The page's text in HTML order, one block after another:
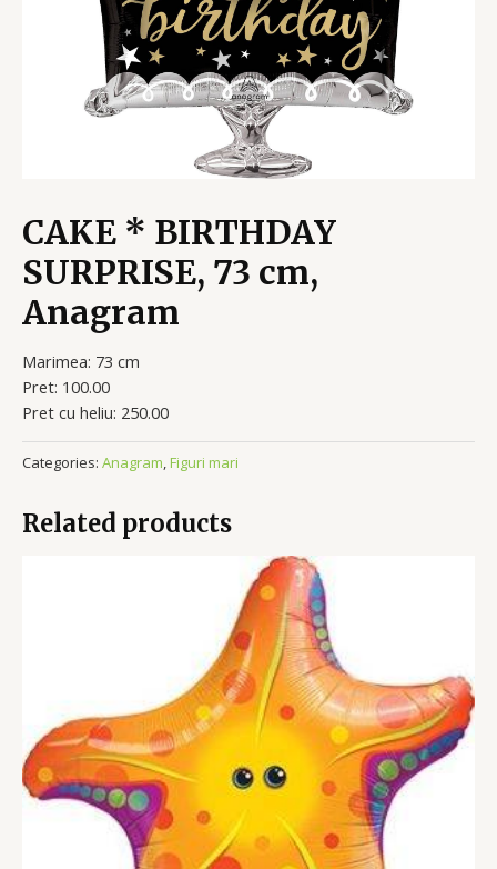
CAKE * BIRTHDAY
SURPRISE, 73 cm,
Anagram
Marimea: 73 cm
Pret: 100.00
Pret cu heliu: 250.00
Categories: Anagram,Figuri mari
Related products